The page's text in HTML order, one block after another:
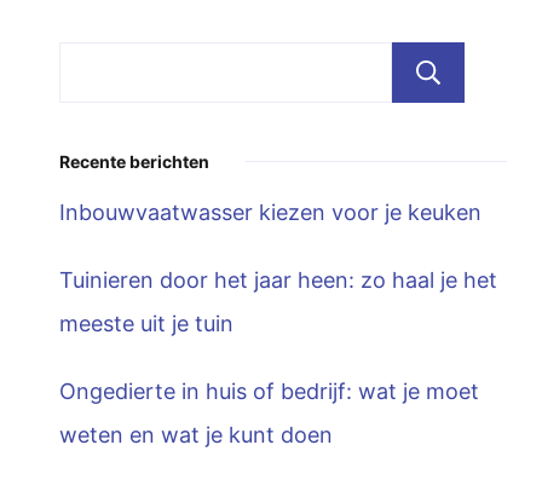
Recente berichten
Inbouwvaatwasser kiezen voor je keuken
Tuinieren door het jaar heen: zo haal je het
meeste uit je tuin
Ongedierte in huis of bedrijf: wat je moet
weten en wat je kunt doen